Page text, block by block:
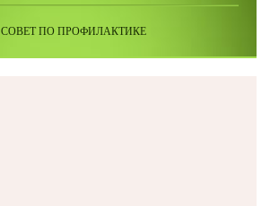
СОВЕТ ПО ПРОФИЛАКТИКЕ